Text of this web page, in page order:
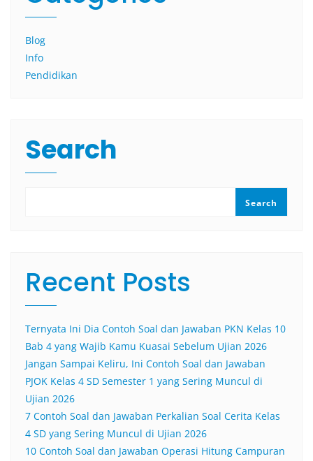
Blog
Info
Pendidikan
Search
Search
Recent Posts
Ternyata Ini Dia Contoh Soal dan Jawaban PKN Kelas 10
Bab 4 yang Wajib Kamu Kuasai Sebelum Ujian 2026
Jangan Sampai Keliru, Ini Contoh Soal dan Jawaban
PJOK Kelas 4 SD Semester 1 yang Sering Muncul di
Ujian 2026
7 Contoh Soal dan Jawaban Perkalian Soal Cerita Kelas
4 SD yang Sering Muncul di Ujian 2026
10 Contoh Soal dan Jawaban Operasi Hitung Campuran